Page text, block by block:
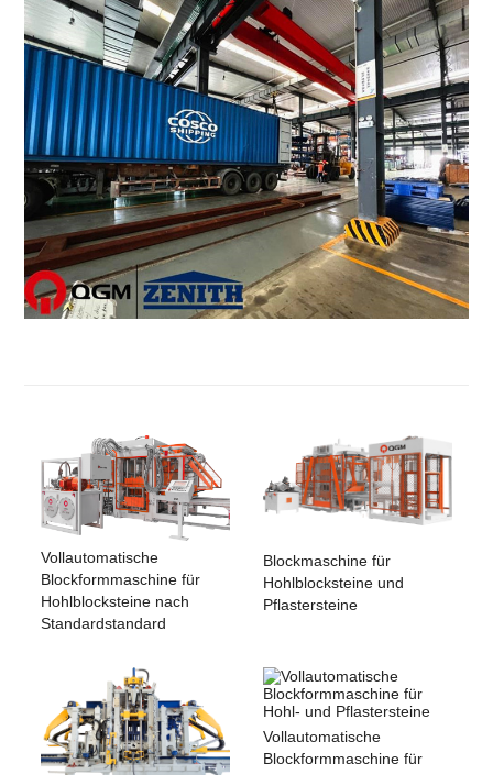
Vollautomatische
Blockformmaschine für
Hohlblocksteine ​​nach
Standardstandard
Blockmaschine für
Hohlblocksteine ​​und
Pflastersteine
Vollautomatische
Blockformmaschine für